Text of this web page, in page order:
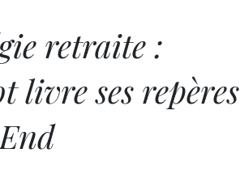
retraite :
livre ses repères